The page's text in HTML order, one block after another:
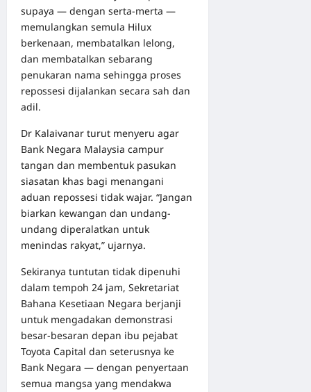
supaya — dengan serta-merta —
memulangkan semula Hilux
berkenaan, membatalkan lelong,
dan membatalkan sebarang
penukaran nama sehingga proses
repossesi dijalankan secara sah dan
adil.
Dr Kalaivanar turut menyeru agar
Bank Negara Malaysia campur
tangan dan membentuk pasukan
siasatan khas bagi menangani
aduan repossesi tidak wajar. “Jangan
biarkan kewangan dan undang-
undang diperalatkan untuk
menindas rakyat,” ujarnya.
Sekiranya tuntutan tidak dipenuhi
dalam tempoh 24 jam, Sekretariat
Bahana Kesetiaan Negara berjanji
untuk mengadakan demonstrasi
besar-besaran depan ibu pejabat
Toyota Capital dan seterusnya ke
Bank Negara — dengan penyertaan
semua mangsa yang mendakwa